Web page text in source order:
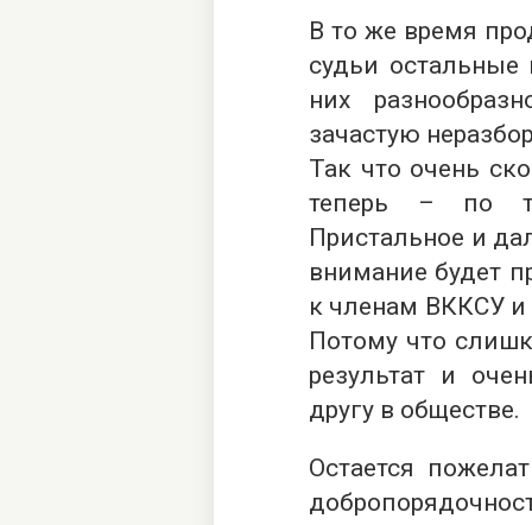
В то же время
судьи
них
зачастую
Так что очень
теперь – по
Пристальное и
внимание будет
к членам ВККСУ и
Потому что
результат и
другу в обществе.
Остается